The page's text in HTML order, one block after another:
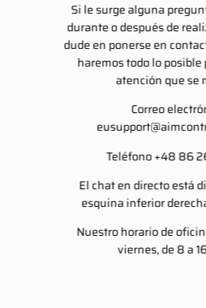
Si le surge alguna
durante o después de
dude en ponerse en
haremos todo lo posible
atención que se
Correo
Teléfono +48 86
El chat en directo está
esquina inferior
Nuestro horario de
viernes, de 8 a